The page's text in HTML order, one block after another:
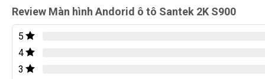
Lưu ý: Bảng giá trên đã bao gồm trọn gói chi phí sản
Review Màn hình Andorid ô tô Santek 2K S900
5
4
3